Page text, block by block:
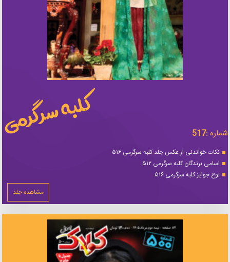
شماره :517
نکات خواندنی از عکس جلد کلبه سرگرمی ۵۱۶
اسامی برندگان کلبه سرگرمی ۵۱۲
نوع جوایز کلبه سرگرمی ۵۱۶
مشاهده جلد